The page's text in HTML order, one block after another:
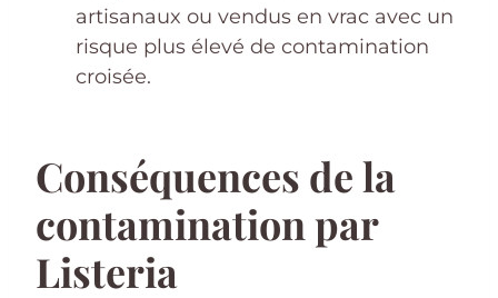
artisanaux ou vendus en vrac avec un
risque plus élevé de contamination
croisée.
Conséquences de la
contamination par
Listeria